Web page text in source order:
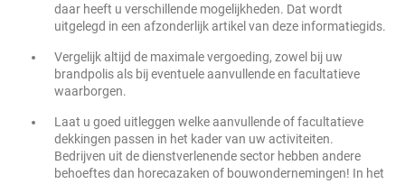
daar heeft u verschillende mogelijkheden. Dat wordt
uitgelegd in een afzonderlijk artikel van deze informatiegids.
Vergelijk altijd de maximale vergoeding, zowel bij uw
brandpolis als bij eventuele aanvullende en facultatieve
waarborgen.
Laat u goed uitleggen welke aanvullende of facultatieve
dekkingen passen in het kader van uw activiteiten.
Bedrijven uit de dienstverlenende sector hebben andere
behoeftes dan horecazaken of bouwondernemingen! In het